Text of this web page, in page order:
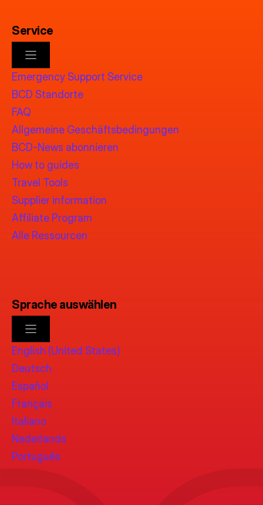
Service
Emergency Support Service
BCD Standorte
FAQ
Allgemeine Geschäftsbedingungen
BCD-News abonnieren
How to guides
Travel Tools
Supplier information
Affiliate Program
Alle Ressourcen
Sprache auswählen
English (United States)
Deutsch
Español
Français
Italiano
Nederlands
Português